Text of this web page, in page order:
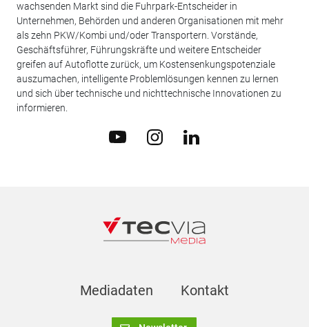
wachsenden Markt sind die Fuhrpark-Entscheider in
Unternehmen, Behörden und anderen Organisationen mit mehr
als zehn PKW/Kombi und/oder Transportern. Vorstände,
Geschäftsführer, Führungskräfte und weitere Entscheider
greifen auf Autoflotte zurück, um Kostensenkungspotenziale
auszumachen, intelligente Problemlösungen kennen zu lernen
und sich über technische und nichttechnische Innovationen zu
informieren.
Mediadaten Kontakt